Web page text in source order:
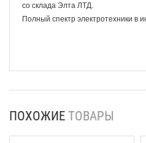
со склада Элта ЛТД.
Полный спектр электротехники в
ПОХОЖИЕ ТОВАРЫ